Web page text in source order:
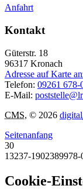
Anfahrt
Kontakt
Güterstr. 18
96317 Kronach
Adresse auf Karte
Telefon: 09261 678-
E-Mail:
CMS, © 2026 digital
Seitenanfang
30
13237-1902389978-
Cookie-